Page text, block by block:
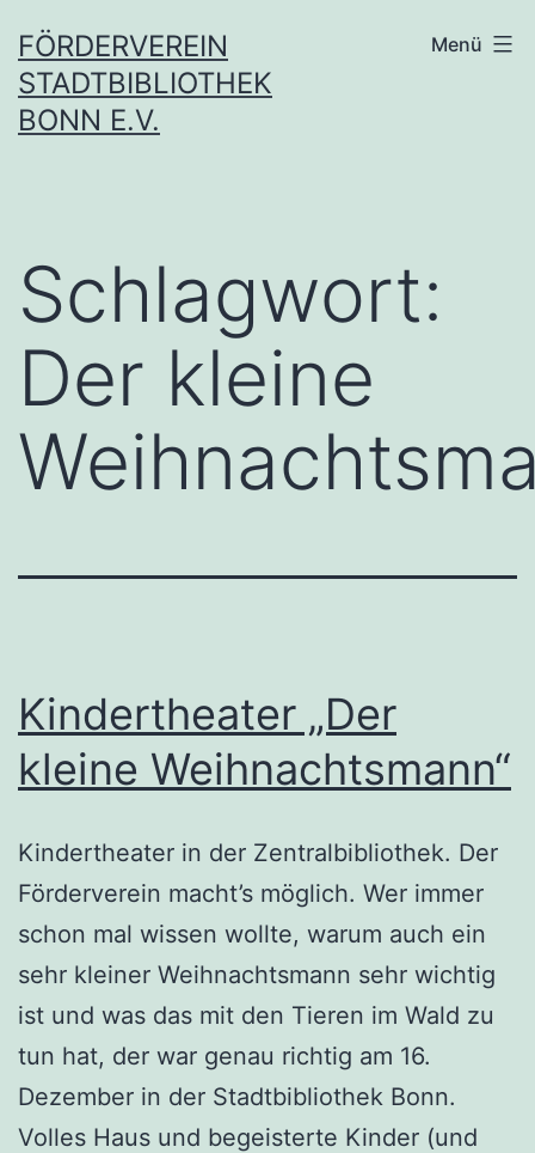
Inhalt
springen
FÖRDERVEREIN
STADTBIBLIOTHEK
BONN E.V.
Menü
Schlagwort:
Der kleine
Kindertheater „Der
kleine Weihnachtsmann“
Kindertheater in der Zentralbibliothek. Der
Förderverein macht’s möglich. Wer immer
schon mal wissen wollte, warum auch ein
sehr kleiner Weihnachtsmann sehr wichtig
ist und was das mit den Tieren im Wald zu
tun hat, der war genau richtig am 16.
Dezember in der Stadtbibliothek Bonn.
Volles Haus und begeisterte Kinder (und